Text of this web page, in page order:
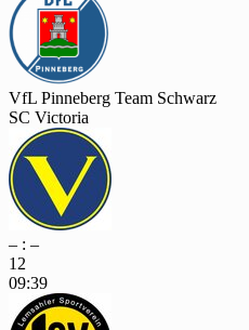
VfL Pinneberg Team Schwarz
SC Victoria
– : –
12
09:39